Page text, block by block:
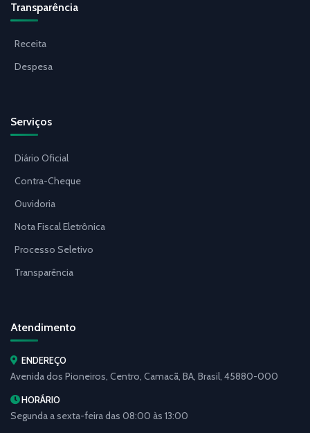
Transparência
Receita
Despesa
Serviços
Diário Oficial
Contra-Cheque
Ouvidoria
Nota Fiscal Eletrônica
Processo Seletivo
Transparência
Atendimento
ENDEREÇO
Avenida dos Pioneiros, Centro, Camacã, BA, Brasil, 45880-000
HORÁRIO
Segunda a sexta-feira das 08:00 às 13:00